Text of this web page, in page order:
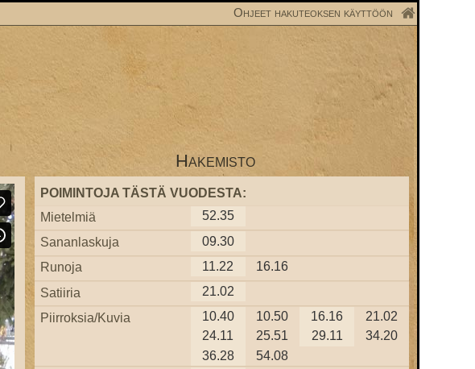
Ohjeet hakuteoksen käyttöön
Hakemisto
POIMINTOJA TÄSTÄ VUODESTA:
Mietelmiä
52.35
Sananlaskuja
09.30
Runoja
11.22
16.16
Satiiria
21.02
Piirroksia/Kuvia
10.40 10.50 16.16
21.02
24.11
25.51 29.11
34.20
36.28
54.08